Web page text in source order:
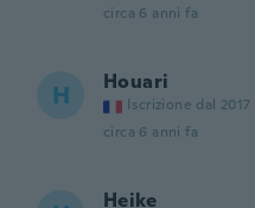
circa 6 anni fa
H Houari
Iscrizione dal 2017
circa 6 anni fa
Heike